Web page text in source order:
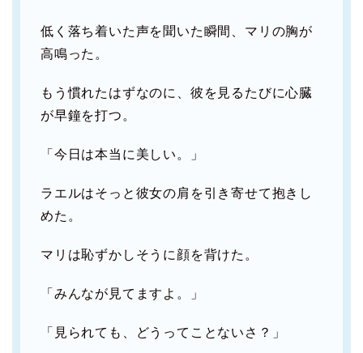
低く落ち着いた声を聞いた瞬間、マリの胸が
高鳴った。
もう慣れたはずなのに、彼を見るたびに心臓
が早鐘を打つ。
「今日は本当に美しい。」
ラエルはそっと彼女の肩を引き寄せて抱きし
めた。
マリは恥ずかしそうに顔を背けた。
「みんなが見てますよ。」
「見られても、どうってことないさ？」